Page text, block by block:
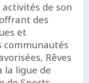
de son
des
et
communautés
Rêves
la ligue de